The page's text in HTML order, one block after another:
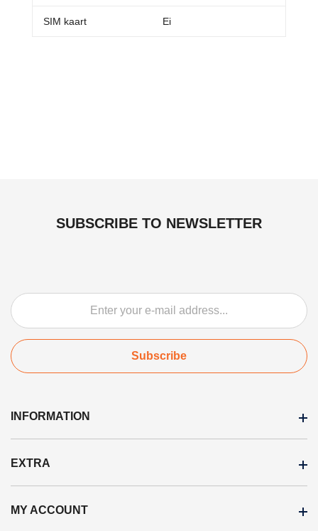
SIM kaart Ei
SUBSCRIBE TO NEWSLETTER
Subscribe
INFORMATION
Ostuinfo
Transpordi tingimused
EXTRA
Brands
MY ACCOUNT